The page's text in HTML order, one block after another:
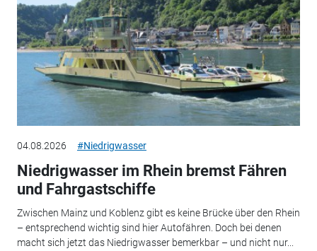
04.08.2026 #Niedrigwasser
Niedrigwasser im Rhein bremst Fähren
und Fahrgastschiffe
Zwischen Mainz und Koblenz gibt es keine Brücke über den Rhein
– entsprechend wichtig sind hier Autofähren. Doch bei denen
macht sich jetzt das Niedrigwasser bemerkbar – und nicht nur...